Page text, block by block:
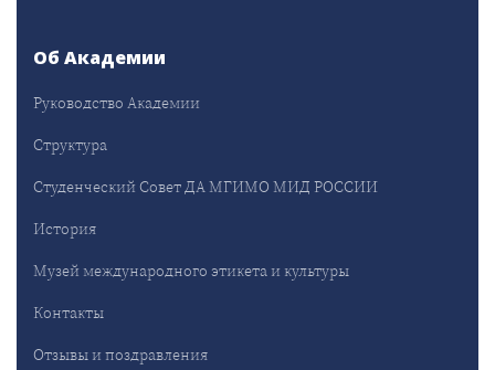
Об Академии
Руководство Академии
Структура
Студенческий Совет ДА МГИМО МИД РОССИИ
История
Музей международного этикета и культуры
Контакты
Отзывы и поздравления